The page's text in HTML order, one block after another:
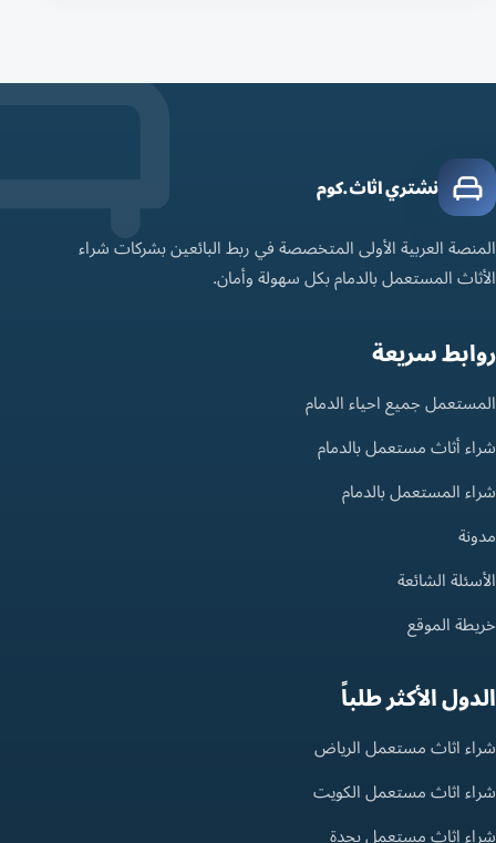
نشتري اثاث.كوم
المنصة العربية الأولى المتخصصة في ربط البائعين بشركات شراء
الأثاث المستعمل بالدمام بكل سهولة وأمان.
روابط سريعة
المستعمل جميع احياء الدمام
شراء أثاث مستعمل بالدمام
شراء المستعمل بالدمام
مدونة
الأسئلة الشائعة
خريطة الموقع
الدول الأكثر طلباً
شراء اثاث مستعمل الرياض
شراء اثاث مستعمل الكويت
شراء اثاث مستعمل بجدة